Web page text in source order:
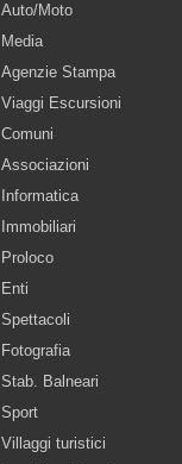
Auto/Moto
Media
Agenzie Stampa
Viaggi Escursioni
Comuni
Associazioni
Informatica
Immobiliari
Proloco
Enti
Spettacoli
Fotografia
Stab. Balneari
Sport
Villaggi turistici